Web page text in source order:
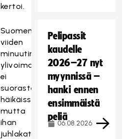
kertoi.
Suomen
viiden
minuutin
ylivoimapeli
ei
suorastaan
häikäissyt,
mutta
ihan
juhlakattausta
Pelipassit
kaudelle
2026–27 nyt
myynnissä –
hanki ennen
ensimmäistä
peliä
06.08.2026